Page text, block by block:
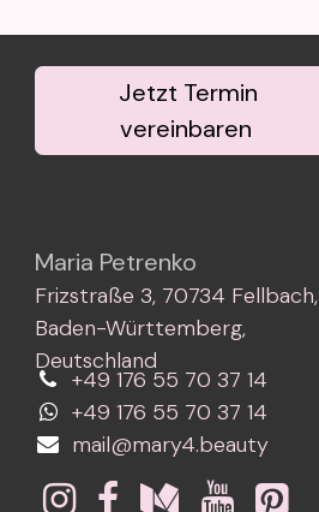
Jetzt Termin
vereinbaren
Maria Petrenko
Frizstraße 3, 70734 Fellbach,
Baden-Württemberg,
Deutschland
+49 176 55 70 37 14
+49 176 55 70 37 14
mail@mary4.beauty